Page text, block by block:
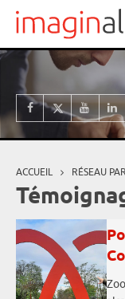
Aller au contenu principal
Vous êtes ici
ACCUEIL RÉSEAU
Panneau de gestion des